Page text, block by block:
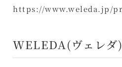
https://www.weleda.jp/
WELEDA(ヴェレダ)